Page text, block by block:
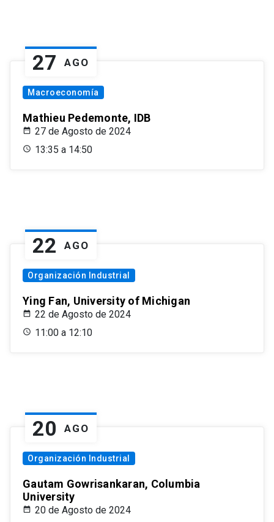
27 AGO
Macroeconomía
Mathieu Pedemonte, IDB
27 de Agosto de 2024
13:35 a 14:50
22 AGO
Organización Industrial
Ying Fan, University of Michigan
22 de Agosto de 2024
11:00 a 12:10
20 AGO
Organización Industrial
Gautam Gowrisankaran, Columbia
University
20 de Agosto de 2024